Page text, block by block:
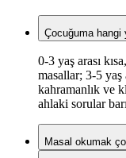
Çocuğuma hangi
0-3 yaş arası
masallar; 3-5 yaş
kahramanlık ve
ahlaki sorular
Masal okumak